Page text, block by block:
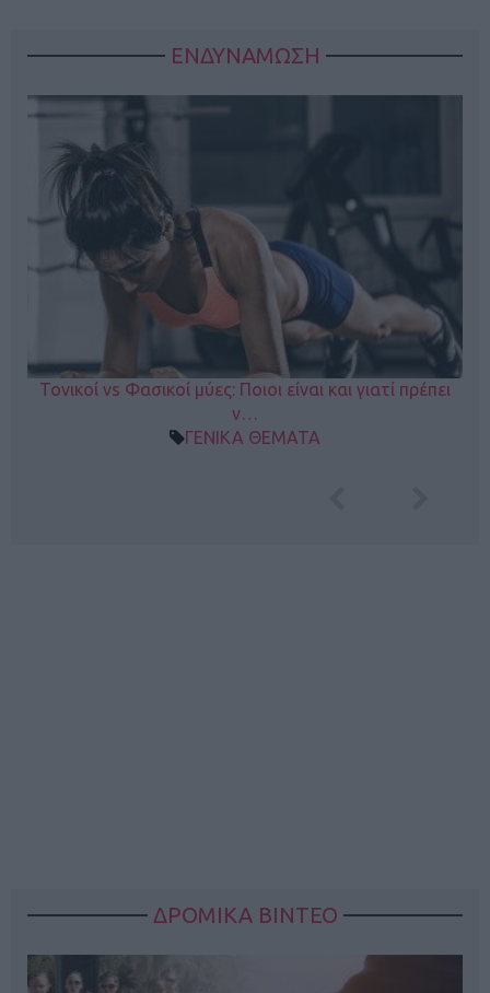
ΕΝΔΥΝΑΜΩΣΗ
Τονικοί vs Φασικοί μύες: Ποιοι είναι και γιατί πρέπει
ν…
ΓΕΝΙΚΑ ΘΕΜΑΤΑ
ΔΡΟΜΙΚΑ ΒΙΝΤΕΟ